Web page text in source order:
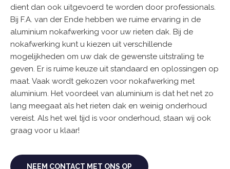
dient dan ook uitgevoerd te worden door professionals.
Bij F.A. van der Ende hebben we ruime ervaring in de
aluminium nokafwerking voor uw rieten dak. Bij de
nokafwerking kunt u kiezen uit verschillende
mogelijkheden om uw dak de gewenste uitstraling te
geven. Er is ruime keuze uit standaard en oplossingen op
maat. Vaak wordt gekozen voor nokafwerking met
aluminium. Het voordeel van aluminium is dat het net zo
lang meegaat als het rieten dak en weinig onderhoud
vereist. Als het wel tijd is voor onderhoud, staan wij ook
graag voor u klaar!
NEEM CONTACT MET ONS OP